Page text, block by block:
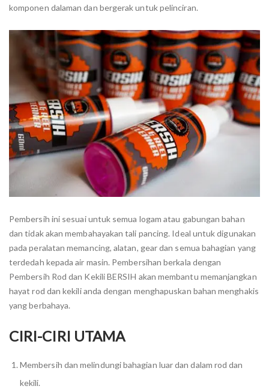
komponen dalaman dan bergerak untuk pelinciran.
Pembersih ini sesuai untuk semua logam atau gabungan bahan
dan tidak akan membahayakan tali pancing. Ideal untuk digunakan
pada peralatan memancing, alatan, gear dan semua bahagian yang
terdedah kepada air masin. Pembersihan berkala dengan
Pembersih Rod dan Kekili BERSIH akan membantu memanjangkan
hayat rod dan kekili anda dengan menghapuskan bahan menghakis
yang berbahaya.
CIRI-CIRI UTAMA
Membersih dan melindungi bahagian luar dan dalam rod dan
kekili.